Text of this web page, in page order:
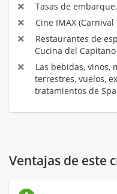
Tasas de embarque.
Cine IMAX
Restaurantes de
Cucina del
Las bebidas, vinos,
terrestres, vuelos,
tratamientos de
Ventajas de este